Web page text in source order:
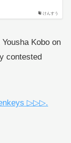
けんすう
Kobo on
contested
▷▷▷.